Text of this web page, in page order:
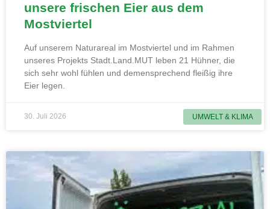
UMWELT & KLIMA
unsere frischen Eier aus dem
Mostviertel
Auf unserem Naturareal im Mostviertel und im Rahmen
unseres Projekts Stadt.Land.MUT leben 21 Hühner, die
sich sehr wohl fühlen und demensprechend fleißig ihre
Eier legen.
30. Juli 2026